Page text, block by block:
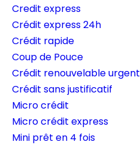
Credit express
Crédit express 24h
Crédit rapide
Coup de Pouce
Crédit renouvelable urgent
Crédit sans justificatif
Micro crédit
Micro crédit express
Mini prêt en 4 fois